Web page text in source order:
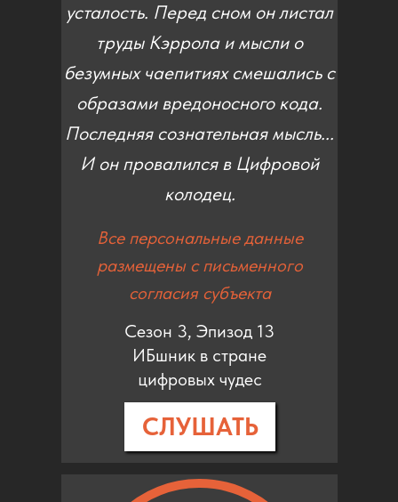
усталость. Перед сном он листал
труды Кэррола и мысли о
безумных чаепитиях смешались с
образами вредоносного кода.
Последняя сознательная мысль...
И он провалился в Цифровой
колодец.
Сезон 3, Эпизод 13
ИБшник в стране
цифровых чудес
СЛУШАТЬ
Все персональные данные
размещены с письменного
согласия субъекта